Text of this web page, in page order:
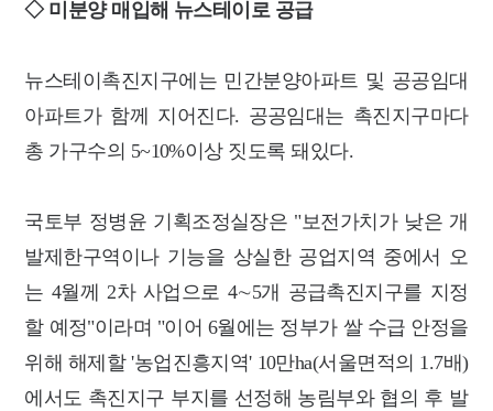
◇ 미분양 매입해 뉴스테이로 공급
뉴스테이촉진지구에는 민간분양아파트 및 공공임대
아파트가 함께 지어진다. 공공임대는 촉진지구마다
총 가구수의 5~10%이상 짓도록 돼있다.
국토부 정병윤 기획조정실장은 "보전가치가 낮은 개
발제한구역이나 기능을 상실한 공업지역 중에서 오
는 4월께 2차 사업으로 4∼5개 공급촉진지구를 지정
할 예정"이라며 "이어 6월에는 정부가 쌀 수급 안정을
위해 해제할 '농업진흥지역' 10만ha(서울면적의 1.7배)
에서도 촉진지구 부지를 선정해 농림부와 협의 후 발